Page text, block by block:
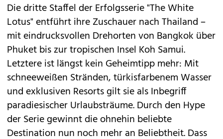
Die dritte Staffel der Erfolgsserie"The White
Lotus"entführt ihre Zuschauer nachThailand–
mit eindrucksvollen Drehorten von Bangkok über
Phuket bis zur tropischen Insel Koh Samui.
Letztere ist längst kein Geheimtipp mehr: Mit
schneeweißen Stränden, türkisfarbenem Wasser
und exklusiven Resorts gilt sie als Inbegriff
paradiesischer Urlaubsträume. Durch den Hype
der Serie gewinnt die ohnehin beliebte
Destination nun noch mehr an Beliebtheit. Dass